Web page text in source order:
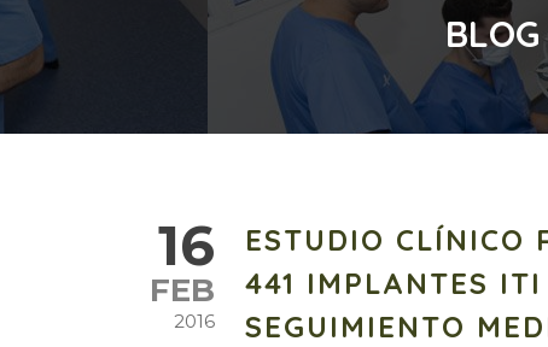
16
FEB
2016
ESTUDIO CLÍNICO
441 IMPLANTES ITI
SEGUIMIENTO